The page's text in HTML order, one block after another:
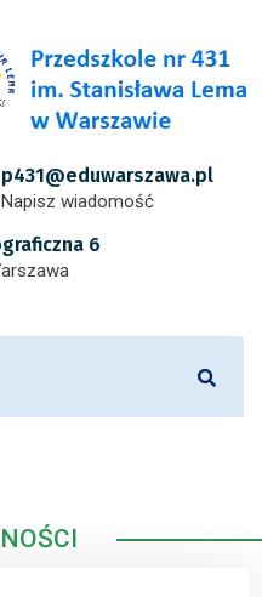
p431@eduwarszawa.pl
Napisz wiadomość
6